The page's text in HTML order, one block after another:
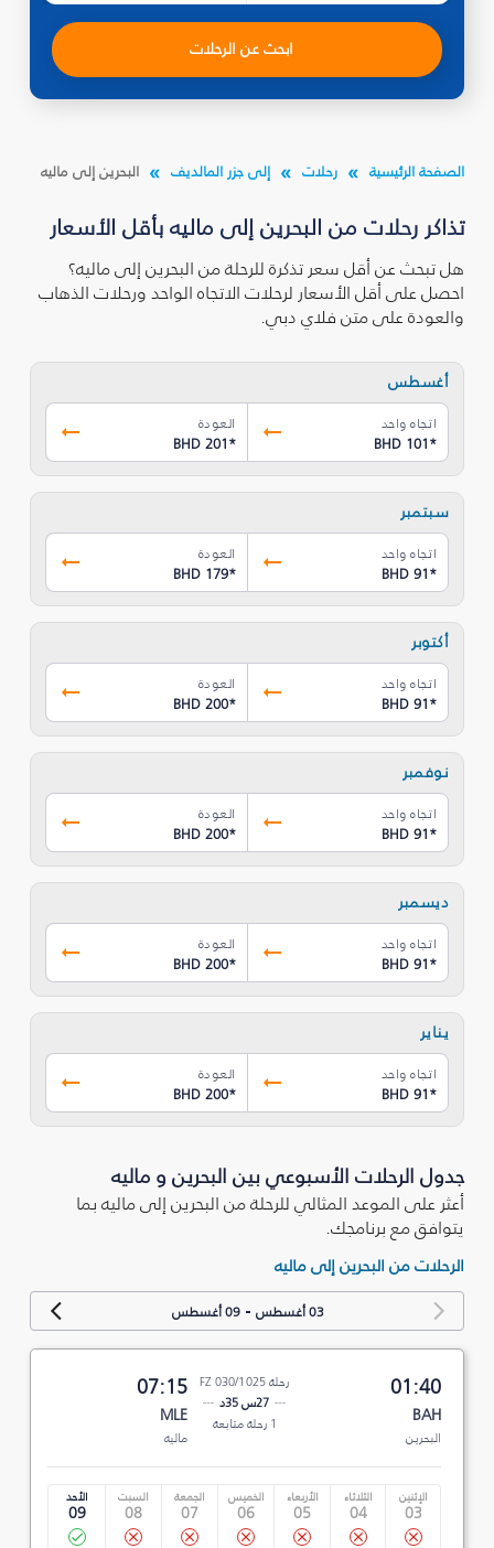
ابحث عن الرحلات
الصفحة الرئيسية رحلات إلى جزر المالديف البحرين إلى ماليه
تذاكر رحلات من البحرين إلى ماليه بأقل الأسعار
هل تبحث عن أقل سعر تذكرة للرحلة من البحرين إلى ماليه؟
احصل على أقل الأسعار لرحلات الاتجاه الواحد ورحلات الذهاب
والعودة على متن فلاي دبي.
أغسطس
اتجاه واحد
BHD 101*
العودة
BHD 201*
سبتمبر
اتجاه واحد
BHD 91*
العودة
BHD 179*
أكتوبر
اتجاه واحد
BHD 91*
العودة
BHD 200*
نوفمبر
اتجاه واحد
BHD 91*
العودة
BHD 200*
ديسمبر
اتجاه واحد
BHD 91*
العودة
BHD 200*
يناير
اتجاه واحد
BHD 91*
العودة
BHD 200*
جدول الرحلات الأسبوعي بين البحرين و ماليه
أعثر على الموعد المثالي للرحلة من البحرين إلى ماليه بما
يتوافق مع برنامجك.
الرحلات من البحرين إلى ماليه
03 أغسطس -09 أغسطس
01:40
BAH
البحرين
رحلة FZ 030/1025
27س 35د
1 رحلة متابعة
07:15
MLE
ماليه
الإثنين
03
الثلاثاء
04
الأربعاء
05
الخميس
06
الجمعة
07
السبت
08
الأحد
09